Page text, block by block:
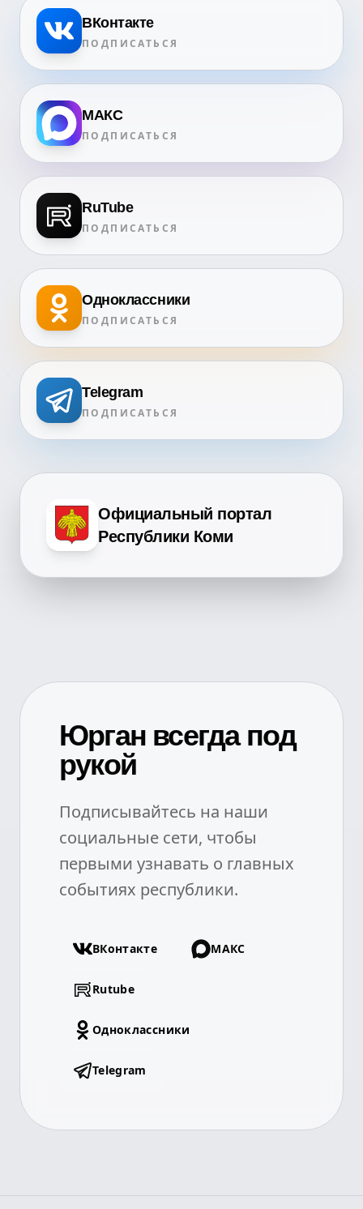
ВКонтакте
ПОДПИСАТЬСЯ
МАКС
ПОДПИСАТЬСЯ
RuTube
ПОДПИСАТЬСЯ
Одноклассники
ПОДПИСАТЬСЯ
Telegram
ПОДПИСАТЬСЯ
Официальный портал
Республики Коми
Юрган всегда под
рукой
Подписывайтесь на наши
социальные сети, чтобы
первыми узнавать о главных
событиях республики.
ВКонтакте МАКС
Rutube
Одноклассники
Telegram